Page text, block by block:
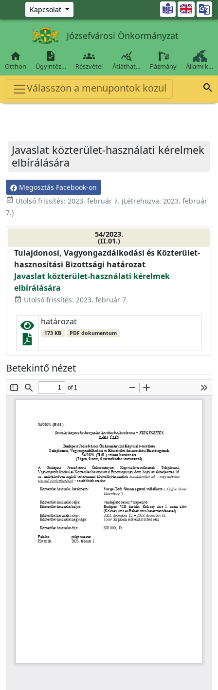
Ugrás a fő tartalomra
Kapcsolat 
Józsefvárosi Önkormányzat

Otthon

Ügyintéz…

Részvétel

Átláthat… Pázmány Állami k…
Válasszon a menüpontok közül 
Javaslat közterület-használati kérelmek
elbírálására
Megosztás Facebook-on
event_available Utolsó frissítés: 2023. február 7. (Létrehozva: 2023. február
7.)
54/2023.
(II.01.)
Tulajdonosi, Vagyongazdálkodási és Közterület-
hasznosítási Bizottsági határozat
Javaslat közterület-használati kérelmek
elbírálására
event_available Utolsó frissítés: 2023. február 7.
határozat
173 KB PDF dokumentum
Betekintő nézet